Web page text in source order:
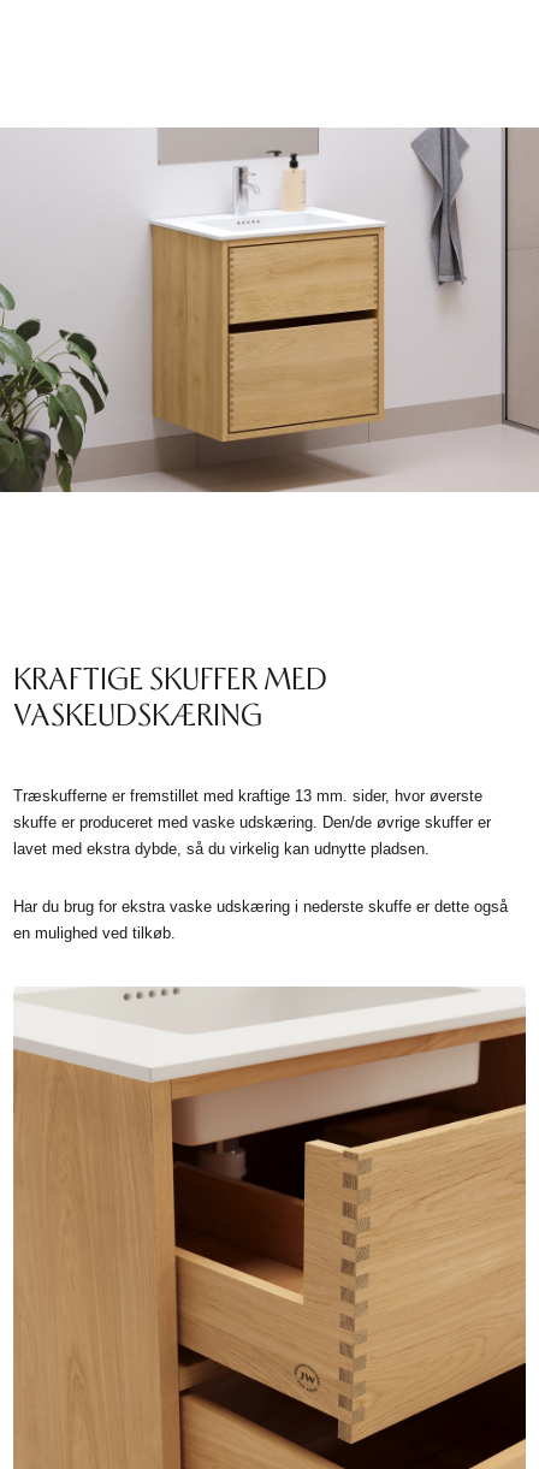
KRAFTIGE SKUFFER MED
VASKEUDSKÆRING
Træskufferne er fremstillet med kraftige 13 mm. sider, hvor øverste
skuffe er produceret med vaske udskæring. Den/de øvrige skuffer er
lavet med ekstra dybde, så du virkelig kan udnytte pladsen.
Har du brug for ekstra vaske udskæring i nederste skuffe er dette også
en mulighed ved tilkøb.